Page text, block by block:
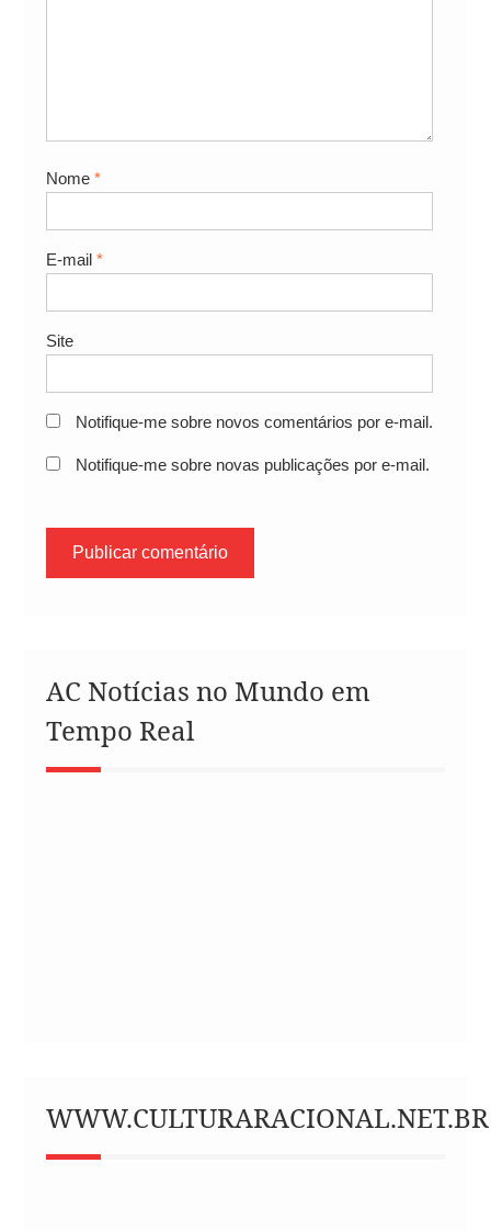
Nome *
E-mail *
Site
Notifique-me sobre novos comentários por e-mail.
Notifique-me sobre novas publicações por e-mail.
AC Notícias no Mundo em
Tempo Real
WWW.CULTURARACIONAL.NET.BR